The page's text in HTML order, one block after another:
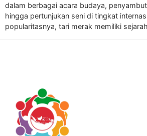
dalam berbagai acara budaya,
hingga pertunjukan seni di tingkat
popularitasnya, tari merak memiliki